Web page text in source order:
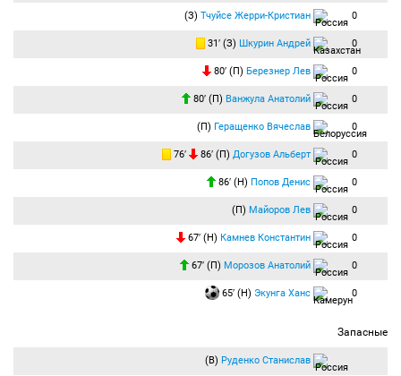
(З) Тчуйсе Жерри-Кристиан 0
31′ (З) Шкурин Андрей 0
80′ (П) Березнер Лев 0
80′ (П) Ванжула Анатолий 0
(П) Геращенко Вячеслав 0
76′ 86′ (П) Догузов Альберт 0
86′ (Н) Попов Денис 0
(П) Майоров Лев 0
67′ (Н) Камнев Константин 0
67′ (П) Морозов Анатолий 0
65′ (Н) Экунга Ханс 0
Запасные
(В) Руденко Станислав